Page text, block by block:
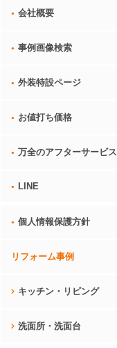
会社概要
事例画像検索
外装特設ページ
お値打ち価格
万全のアフターサービス
LINE
個人情報保護方針
リフォーム事例
キッチン・リビング
洗面所・洗面台